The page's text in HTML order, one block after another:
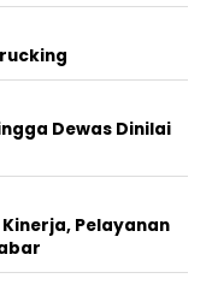
Dewas Dinilai
Pelayanan